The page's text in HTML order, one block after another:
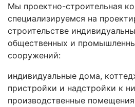
Мы проектно-строительная
специализируемся на
строительстве
общественных и
сооружений:
индивидуальные дома,
пристройки и надстройки к
производственные